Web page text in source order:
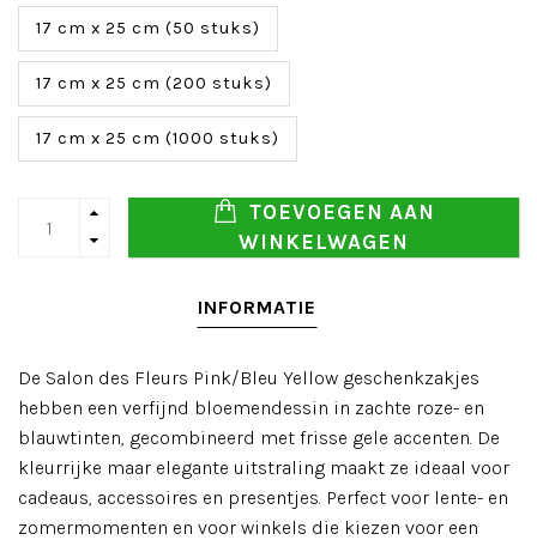
17 cm x 25 cm (50 stuks)
17 cm x 25 cm (200 stuks)
17 cm x 25 cm (1000 stuks)
TOEVOEGEN AAN
WINKELWAGEN
INFORMATIE
De Salon des Fleurs Pink/Bleu Yellow geschenkzakjes
hebben een verfijnd bloemendessin in zachte roze- en
blauwtinten, gecombineerd met frisse gele accenten. De
kleurrijke maar elegante uitstraling maakt ze ideaal voor
cadeaus, accessoires en presentjes. Perfect voor lente- en
zomermomenten en voor winkels die kiezen voor een